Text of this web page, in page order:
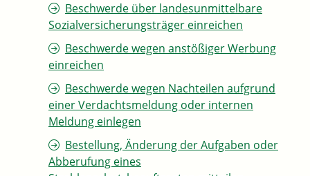
Beschwerde über landesunmittelbare
Sozialversicherungsträger einreichen
Beschwerde wegen anstößiger Werbung
einreichen
Beschwerde wegen Nachteilen aufgrund
einer Verdachtsmeldung oder internen
Meldung einlegen
Bestellung, Änderung der Aufgaben oder
Abberufung eines